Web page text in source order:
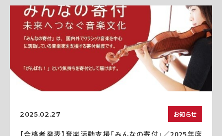
2025.02.27 お知らせ